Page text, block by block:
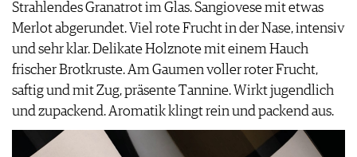
Strahlendes Granatrot im Glas. Sangiovese mit etwas
Merlot abgerundet. Viel rote Frucht in der Nase, intensiv
und sehr klar. Delikate Holznote mit einem Hauch
frischer Brotkruste. Am Gaumen voller roter Frucht,
saftig und mit Zug, präsente Tannine. Wirkt jugendlich
und zupackend. Aromatik klingt rein und packend aus.